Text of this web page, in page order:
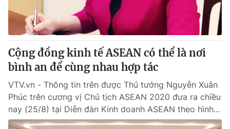
Cộng đồng kinh tế ASEAN có thể là nơi
bình an để cùng nhau hợp tác
VTV.vn - Thông tin trên được Thủ tướng Nguyễn Xuân
Phúc trên cương vị Chủ tịch ASEAN 2020 đưa ra chiều
nay (25/8) tại Diễn đàn Kinh doanh ASEAN theo hình...